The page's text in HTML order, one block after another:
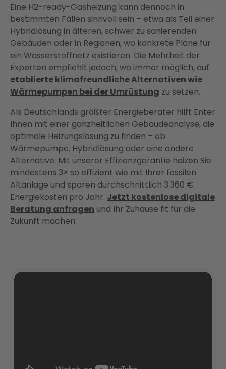
Eine H2-ready-Gasheizung kann dennoch in
bestimmten Fällen sinnvoll sein – etwa als Teil einer
Hybridlösung in älteren, schwer zu sanierenden
Gebäuden oder in Regionen, wo konkrete Pläne für
ein Wasserstoffnetz existieren. Die Mehrheit der
Experten empfiehlt jedoch, wo immer möglich, auf
etablierte klimafreundliche Alternativen wie
Wärmepumpen bei der Umrüstung zu setzen.
Als Deutschlands größter Energieberater hilft Enter
Ihnen mit einer ganzheitlichen Gebäudeanalyse, die
optimale Heizungslösung zu finden – ob
Wärmepumpe, Hybridlösung oder eine andere
Alternative. Mit unserer Effizienzgarantie heizen Sie
mindestens 3× so effizient wie mit Ihrer fossilen
Altanlage und sparen durchschnittlich 3.360 €
Energiekosten pro Jahr. Jetzt kostenlose digitale
Beratung anfragen und Ihr Zuhause fit für die
Zukunft machen.